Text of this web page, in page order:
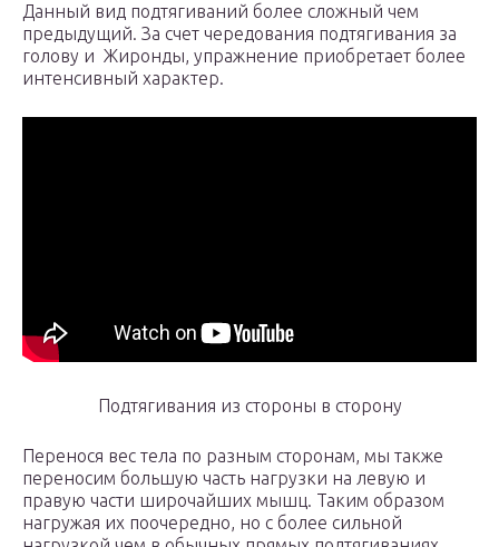
Данный вид подтягиваний более сложный чем
предыдущий. За счет чередования подтягивания за
голову и Жиронды, упражнение приобретает более
интенсивный характер.
Подтягивания из стороны в сторону
Перенося вес тела по разным сторонам, мы также
переносим большую часть нагрузки на левую и
правую части широчайших мышц. Таким образом
нагружая их поочередно, но с более сильной